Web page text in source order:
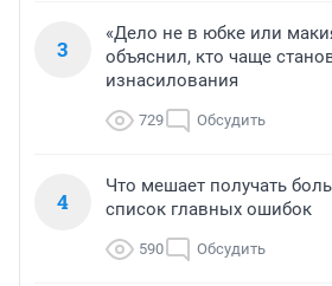
3
«Дело не в юбке или
объяснил, кто чаще
изнасилования
729 Обсудить
4
Что мешает получать
список главных ошибок
590 Обсудить